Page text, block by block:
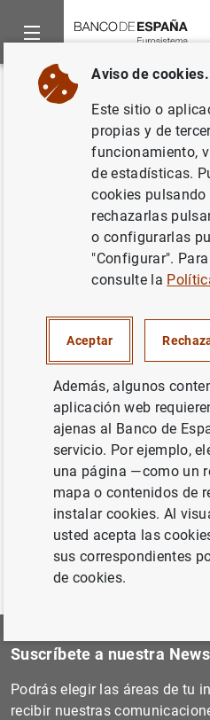
Inicio Noticias y eventos
Volver
Balanza de
zona del euro:
Anterior
Estado financiero
Estado
Suscríbete a nuestra
Podrás elegir las áreas de tu
recibir nuestras
Aviso de cookies.
Este sitio o
propias y de
funcionamiento,
de estadísticas.
cookies pulsando
rechazarlas
o configurarlas
"Configurar".
consulte la
Aceptar
Además, algunos
aplicación web
ajenas al Banco de
servicio. Por ejemplo,
una página —como un
mapa o contenidos de
instalar cookies. Al
usted acepta las
sus correspondientes
de cookies.